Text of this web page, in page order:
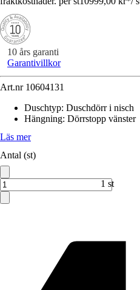
10 års garanti
Garantivillkor
Art.nr 10604131
Duschtyp: Duschdörr i nisch
Hängning: Dörrstopp vänster
Läs mer
Antal (st)
1 st